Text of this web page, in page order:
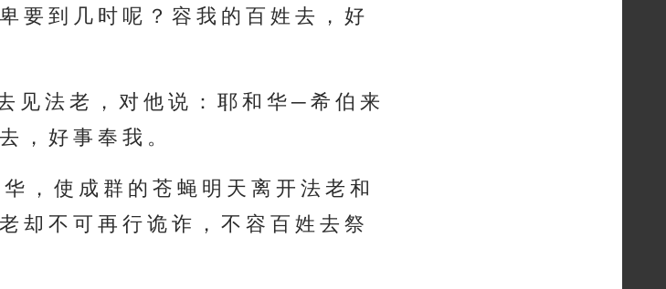
要 到 几 时 呢 ？ 容 我 的 百 姓 去 ， 好
见 法 老 ， 对 他 说 ： 耶 和 华 ─ 希 伯 来
， 好 事 奉 我 。
， 使 成 群 的 苍 蝇 明 天 离 开 法 老 和
却 不 可 再 行 诡 诈 ， 不 容 百 姓 去 祭